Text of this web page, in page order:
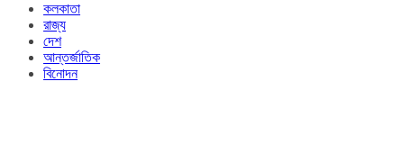
কলকাতা
রাজ্য​
দেশ
আন্তর্জাতিক
বিনোদন